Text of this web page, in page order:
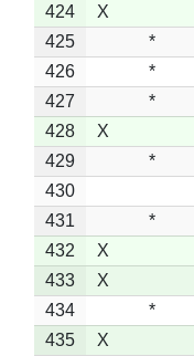
424
X
425
*
426
*
427
*
428
X
429
*
430
431
*
432
X
433
X
434
*
435
X